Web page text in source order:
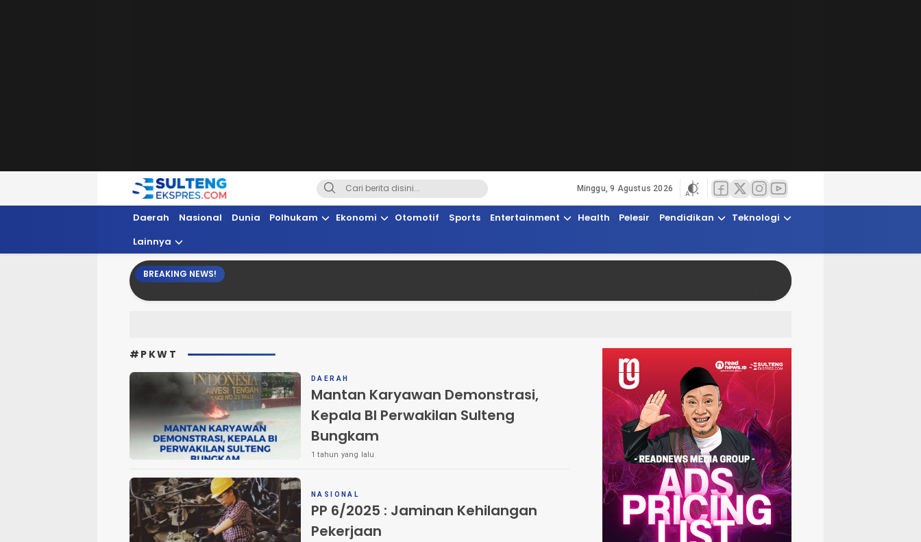
Sultengekspres.com
Berita Seputar Sulteng Hari Ini, Update Terkini, Suaranya Rakyat Sulteng
Minggu, 9 Agustus 2026
Daerah Nasional Dunia Polhukam Ekonomi Otomotif Sports Entertainment Health Pelesir Pendidikan
Teknologi
Lainnya
BREAKING NEWS!
#PKWT
DAERAH
Mantan Karyawan Demonstrasi,
Kepala BI Perwakilan Sulteng
Bungkam
1 tahun yang lalu
NASIONAL
PP 6/2025 : Jaminan Kehilangan
Pekerjaan